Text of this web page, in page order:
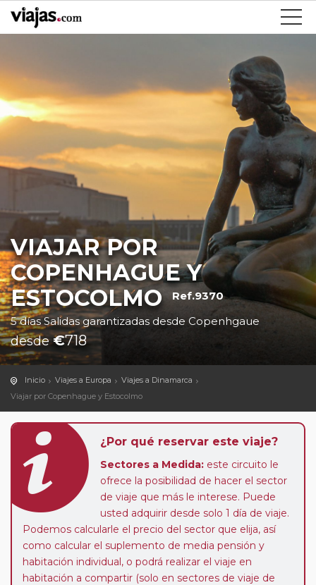
VIAJAR POR
COPENHAGUE Y
ESTOCOLMO
Ref.9370
5 días Salidas garantizadas desde Copenhgaue
desde€718
Inicio Viajes a Europa
Viajes a Dinamarca
Viajar por Copenhague y Estocolmo
¿Por qué reservar este viaje?
Sectores a Medida: este circuito le
ofrece la posibilidad de hacer el sector
de viaje que más le interese. Puede
usted adquirir desde solo 1 día de viaje.
Podemos calcularle el precio del sector que elija, así
como calcular el suplemento de media pensión y
habitación individual, o podrá realizar el viaje en
habitación a compartir (solo en sectores de viaje de